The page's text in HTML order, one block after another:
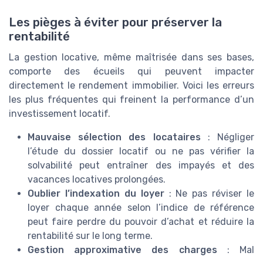
Les pièges à éviter pour préserver la
rentabilité
La gestion locative, même maîtrisée dans ses bases,
comporte des écueils qui peuvent impacter
directement le rendement immobilier. Voici les erreurs
les plus fréquentes qui freinent la performance d’un
investissement locatif.
Mauvaise sélection des locataires : Négliger
l’étude du dossier locatif ou ne pas vérifier la
solvabilité peut entraîner des impayés et des
vacances locatives prolongées.
Oublier l’indexation du loyer: Ne pas réviser le
loyer chaque année selon l’indice de référence
peut faire perdre du pouvoir d’achat et réduire la
rentabilité sur le long terme.
Gestion approximative des charges : Mal